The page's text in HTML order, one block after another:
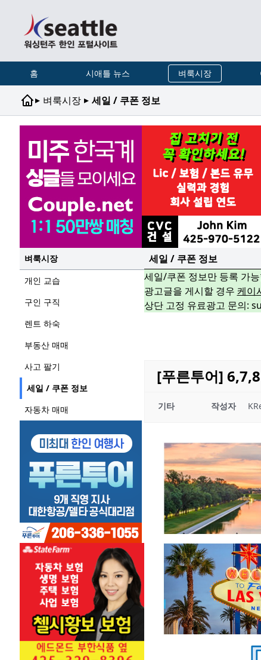
홈 시애틀 뉴스 벼룩시장
▸ 벼룩시장 ▸ 세일 / 쿠폰 정보
벼룩시장
개인 교습
구인 구직
렌트 하숙
부동산 매매
사고 팔기
세일 / 쿠폰 정보
자동차 매매
세일 / 쿠폰 정보
세일/쿠폰 정보만 등록 가
광고글을 게시할 경우 케이
상단 고정 유료광고 문의:
[푸른투어]
기타 작성자